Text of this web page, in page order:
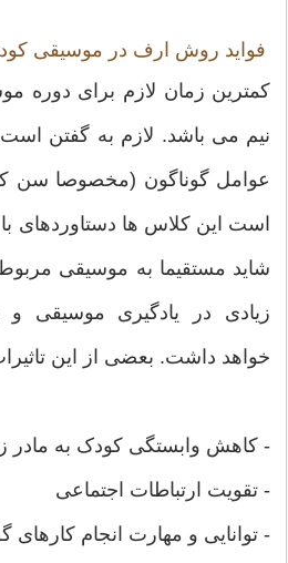
فواید روش ارف در موسیقی
کمترین زمان لازم برای دوره
نیم می باشد. لازم به گفتن است
عوامل گوناگون (مخصوصا سن
است این کلاس ها دستاوردهای
شاید مستقیما به موسیقی مربوط
زیادی در یادگیری موسیقی و
خواهد داشت. بعضی از این
- کاهش وابستگی کودک به مادر
- تقویت ارتباطات اجتماعی
- توانایی و مهارت انجام کارهای